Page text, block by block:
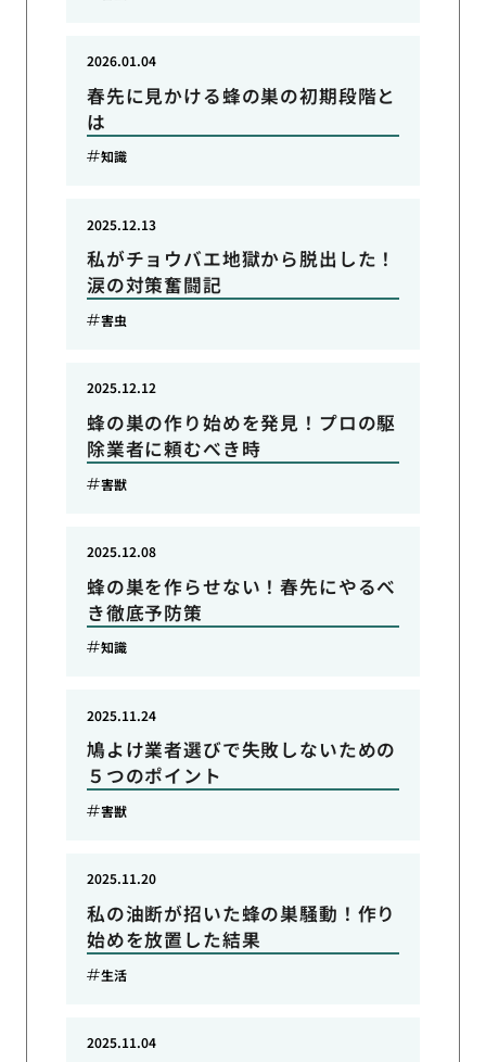
春先に見かける蜂の巣の初期段階と
は
2026.01.04
知識
私がチョウバエ地獄から脱出した！
涙の対策奮闘記
2025.12.13
害虫
蜂の巣の作り始めを発見！プロの駆
除業者に頼むべき時
2025.12.12
害獣
蜂の巣を作らせない！春先にやるべ
き徹底予防策
2025.12.08
知識
鳩よけ業者選びで失敗しないための
５つのポイント
2025.11.24
害獣
私の油断が招いた蜂の巣騒動！作り
始めを放置した結果
2025.11.20
生活
2025.11.04